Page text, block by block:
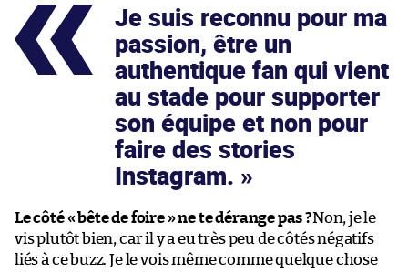
Je suis reconnu pour ma
passion, être un
authentique fan qui vient
au stade pour supporter
son équipe et non pour
faire des stories
Instagram.
Le côté « bête de foire » ne te dérange pas ?Non, je le
vis plutôt bien, car il y a eu très peu de côtés négatifs
liés à ce buzz. Je le vois même comme quelque chose